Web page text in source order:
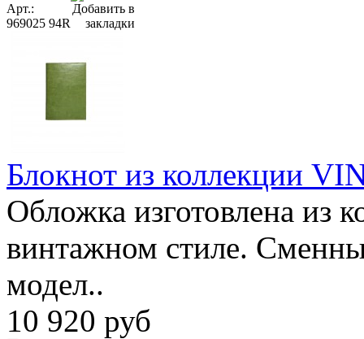
Арт.:
969025 94R
Блокнот из коллекции
Обложка изготовлена из
винтажном стиле.
модел..
10 920 руб